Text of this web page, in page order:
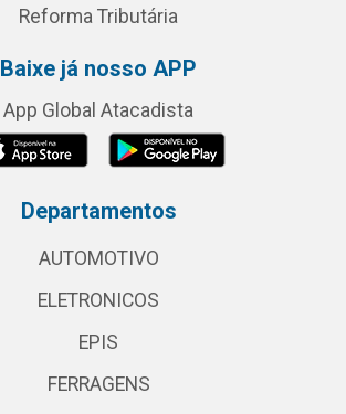
Reforma Tributária
Baixe já nosso APP
App Global Atacadista
Departamentos
AUTOMOTIVO
ELETRONICOS
EPIS
FERRAGENS